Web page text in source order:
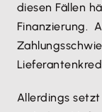
diesen Fällen
Finanzierung.
Allerdings setzt